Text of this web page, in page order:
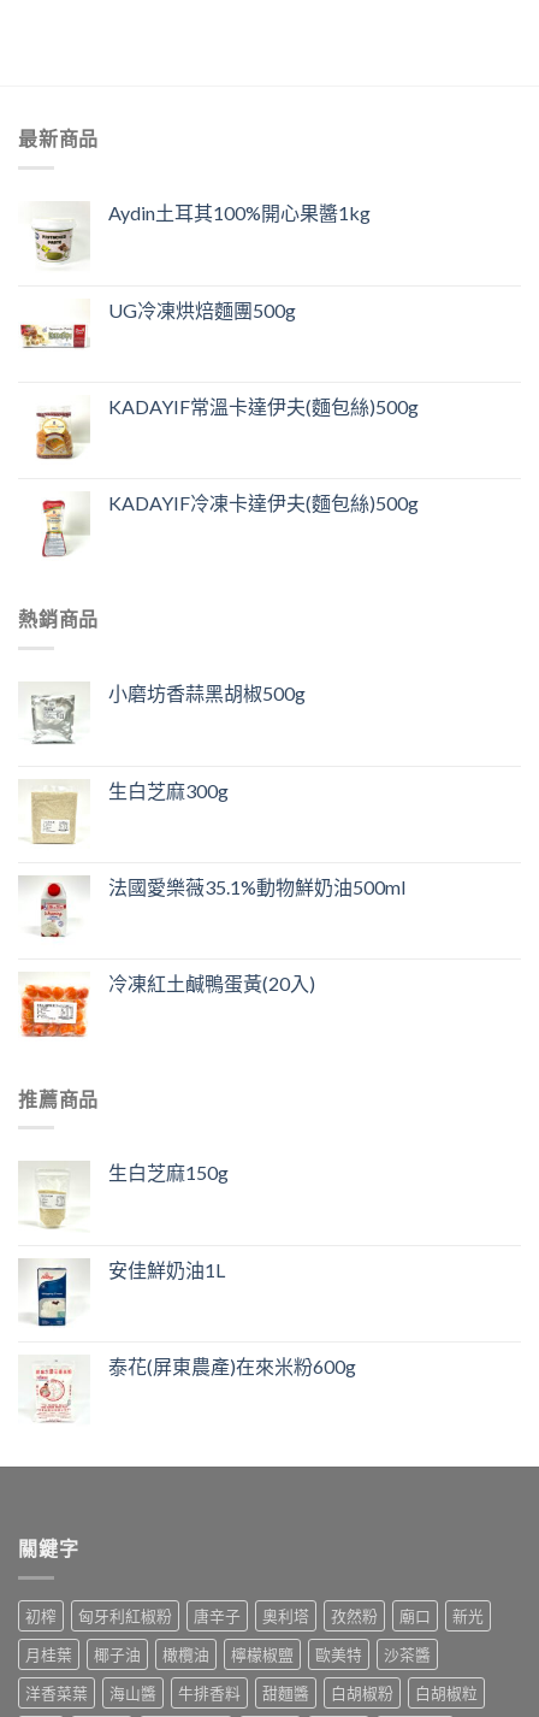
最新商品
Aydin土耳其100%開心果醬1kg
UG冷凍烘焙麵團500g
KADAYIF常溫卡達伊夫(麵包絲)500g
KADAYIF冷凍卡達伊夫(麵包絲)500g
熱銷商品
小磨坊香蒜黑胡椒500g
生白芝麻300g
法國愛樂薇35.1%動物鮮奶油500ml
冷凍紅土鹹鴨蛋黃(20入)
推薦商品
生白芝麻150g
安佳鮮奶油1L
泰花(屏東農產)在來米粉600g
關鍵字
初榨 匈牙利紅椒粉 唐辛子 奧利塔 孜然粉 廟口
新光
月桂葉
椰子油 橄欖油 檸檬椒鹽 歐美特
沙茶醬
洋香菜葉
海山醬 牛排香料 甜麵醬 白胡椒粉 白胡椒粒